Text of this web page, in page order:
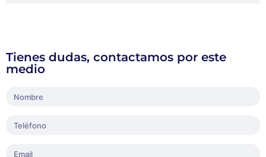
Tienes dudas, contactamos por este
medio